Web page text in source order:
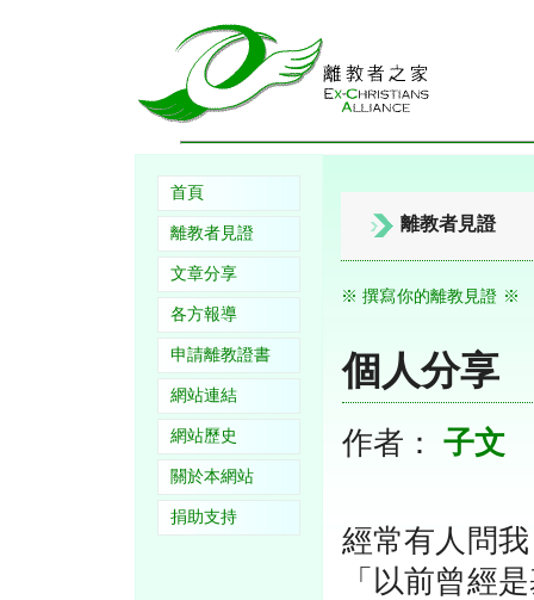
首頁
離教者見證
文章分享
各方報導
申請離教證書
網站連結
網站歷史
關於本網站
捐助支持
離教者見證
※ 撰寫你的離教見證 ※
個人分享
作者： 子文
經常有人問
「以前曾經